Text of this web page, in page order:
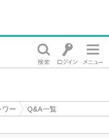
ワー
Q&A一覧